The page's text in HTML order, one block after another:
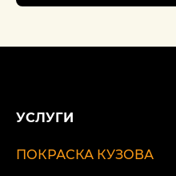
УСЛУГИ
ПОКРАСКА КУЗОВА